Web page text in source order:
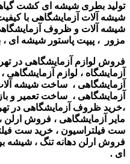
تولید بطری شیشه ای کشت
شیشه آلات آزمایشگاهی با
شیشه آلات و ظروف آزمایشگاهی
مزور ، پیپت پاستور شیشه ای ،
فروش لوازم آزمایشگاهی در
آزمایشگاه ، لوازم
آزمایشگاهی ، ساخت شیشه
آزمایشگاهی ، ساخت تعمیر و
،خرید ظروف آزمایشگاهی در
مایر آزمایشگاهی ، فروش
ست فیلتراسیون ، خرید ست
فروش ارلن دهانه تنگ ، شیشه
ای .